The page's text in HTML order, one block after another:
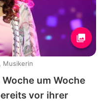
um Woche
vor ihrer
Musikerin